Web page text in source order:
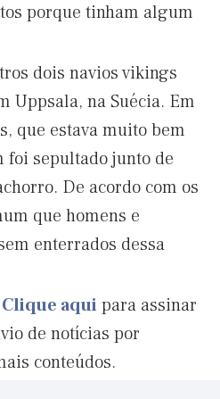
porque tinham algum
dois navios vikings
Uppsala, na Suécia. Em
que estava muito bem
foi sepultado junto de
De acordo com os
que homens e
enterrados dessa
Clique aqui para assinar
de notícias por
conteúdos.